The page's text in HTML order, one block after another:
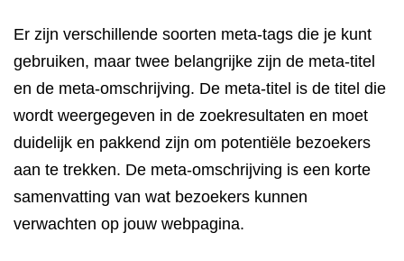
Er zijn verschillende soorten meta-tags die je kunt
gebruiken, maar twee belangrijke zijn de meta-titel
en de meta-omschrijving. De meta-titel is de titel die
wordt weergegeven in de zoekresultaten en moet
duidelijk en pakkend zijn om potentiële bezoekers
aan te trekken. De meta-omschrijving is een korte
samenvatting van wat bezoekers kunnen
verwachten op jouw webpagina.